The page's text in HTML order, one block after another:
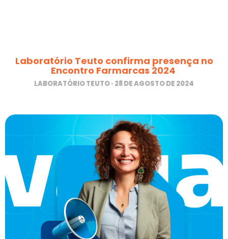
Laboratório Teuto confirma presença no
Encontro Farmarcas 2024
LABORATÓRIO TEUTO 28 DE AGOSTO DE 2024